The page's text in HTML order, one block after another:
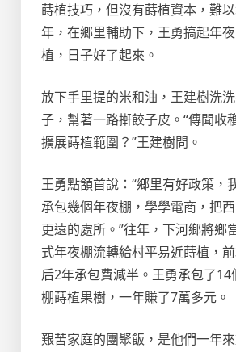
蒔植技巧，但沒有蒔植資本，難
年，在鄉里輔助下，王勇搞起年夜
植，日子好了起來。
放下手里提的米和油，王建樹洗
子，幫著一路搟餃子皮。“傳聞收
擴展蒔植範圍？”王建樹問。
王勇點頷首說：“鄉里有好政策，
承包幾個年夜棚，學學電商，把
更遠的處所。”往年，下河鄉將鄉
式年夜棚流轉給村平易近蒔植，
后2年承包費減半。王勇承包了14
棚蒔植果樹，一年賺了7萬多元。
艱苦家庭的團聚飯，是他們一年